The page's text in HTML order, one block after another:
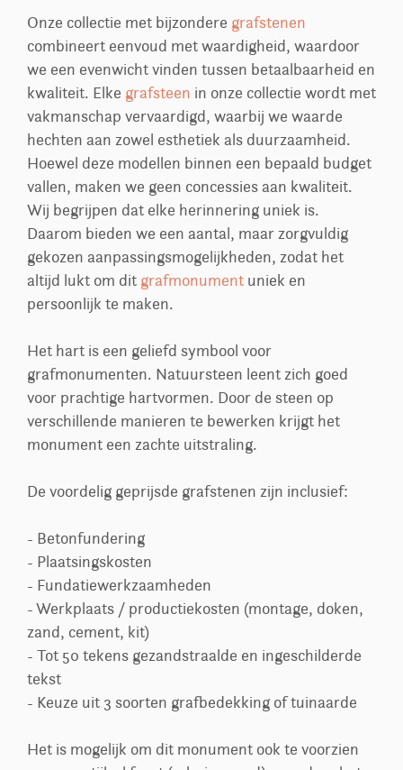
Onze collectie met bijzondere grafstenen
combineert eenvoud met waardigheid, waardoor
we een evenwicht vinden tussen betaalbaarheid en
kwaliteit. Elke grafsteen in onze collectie wordt met
vakmanschap vervaardigd, waarbij we waarde
hechten aan zowel esthetiek als duurzaamheid.
Hoewel deze modellen binnen een bepaald budget
vallen, maken we geen concessies aan kwaliteit.
Wij begrijpen dat elke herinnering uniek is.
Daarom bieden we een aantal, maar zorgvuldig
gekozen aanpassingsmogelijkheden, zodat het
altijd lukt om dit grafmonument uniek en
persoonlijk te maken.
Het hart is een geliefd symbool voor
grafmonumenten. Natuursteen leent zich goed
voor prachtige hartvormen. Door de steen op
verschillende manieren te bewerken krijgt het
monument een zachte uitstraling.
De voordelig geprijsde grafstenen zijn inclusief:
- Betonfundering
- Plaatsingskosten
- Fundatiewerkzaamheden
- Werkplaats / productiekosten (montage, doken,
zand, cement, kit)
- Tot 50 tekens gezandstraalde en ingeschilderde
tekst
- Keuze uit 3 soorten grafbedekking of tuinaarde
Het is mogelijk om dit monument ook te voorzien